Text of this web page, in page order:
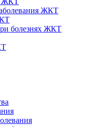
ЖКТ
болезнях ЖКТ